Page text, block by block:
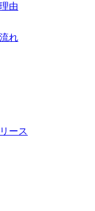
由
れ
ース